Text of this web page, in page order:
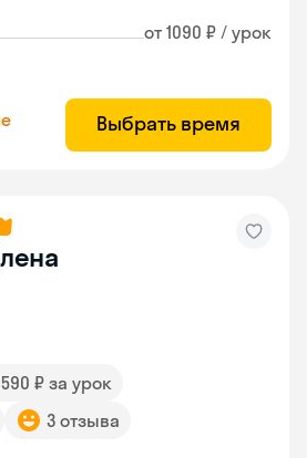
от 1090 ₽ / урок
Выбрать время
₽ за урок
3 отзыва